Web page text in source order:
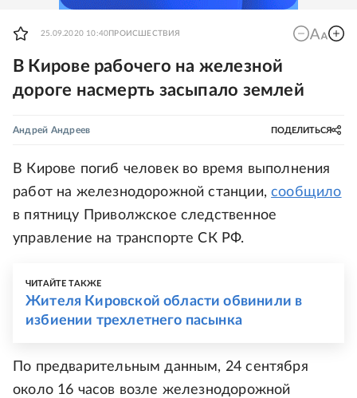
25.09.2020 10:40 ПРОИСШЕСТВИЯ
В Кирове рабочего на железной
дороге насмерть засыпало землей
Андрей Андреев ПОДЕЛИТЬСЯ
В Кирове погиб человек во время выполнения
работ на железнодорожной станции,сообщило
в пятницу Приволжское следственное
управление на транспорте СК РФ.
ЧИТАЙТЕ ТАКЖЕ
Жителя Кировской области обвинили в
избиении трехлетнего пасынка
По предварительным данным, 24 сентября
около 16 часов возле железнодорожной